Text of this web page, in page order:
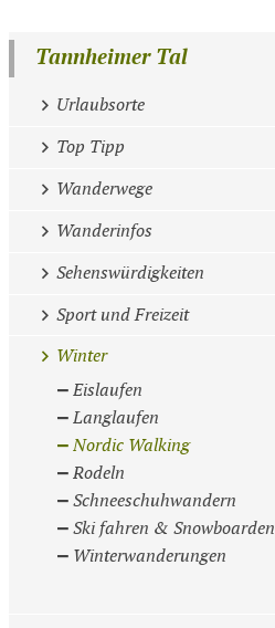
Tannheimer Tal
Urlaubsorte
Top Tipp
Wanderwege
Wanderinfos
Sehenswürdigkeiten
Sport und Freizeit
Winter
Eislaufen
Langlaufen
Nordic Walking
Rodeln
Schneeschuhwandern
Ski fahren & Snowboarden
Winterwanderungen